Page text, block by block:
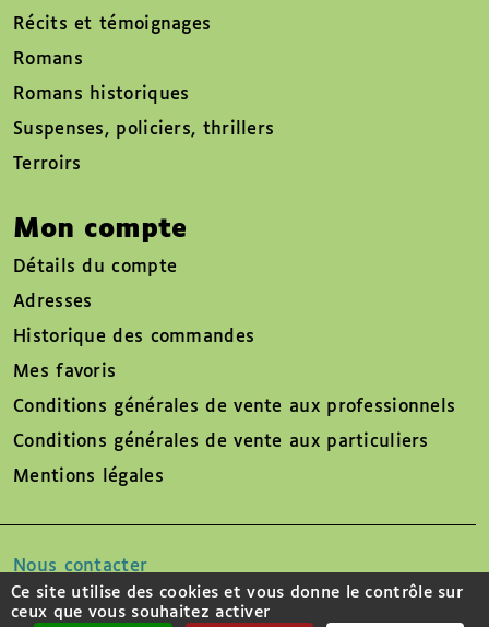
Récits et témoignages
Romans
Romans historiques
Suspenses, policiers, thrillers
Terroirs
Mon compte
Détails du compte
Adresses
Historique des commandes
Mes favoris
Conditions générales de vente aux professionnels
Conditions générales de vente aux particuliers
Mentions légales
Nous contacter
Ce site utilise des cookies et vous donne le contrôle sur
ceux que vous souhaitez activer